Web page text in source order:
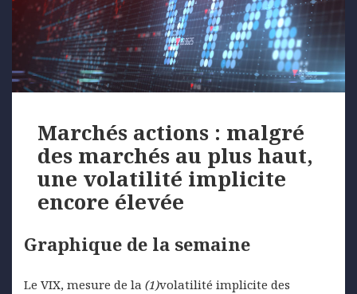
Marchés actions : malgré
des marchés au plus haut,
une volatilité implicite
encore élevée
Graphique de la semaine
Le VIX, mesure de la (1)volatilité implicite des